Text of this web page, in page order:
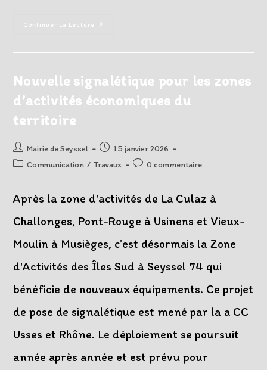
Continuer La Lecture
Troisième
Nouveau-
Nés
Seysselans
Nouvelle signalétique pour les zones
d’activités économiques du
territoire
Auteur/autrice
de
Mairie de Seyssel
Post
published:
15 janvier 2026
PostCommunication / Travaux
Post0 commentaire
Après la zone d'activités de La Culaz à
Challonges, Pont-Rouge à Usinens et Vieux-
Moulin à Musièges, c’est désormais la Zone
d'Activités des Îles Sud à Seyssel 74 qui
bénéficie de nouveaux équipements. Ce projet
de pose de signalétique est mené par la a CC
Usses et Rhône. Le déploiement se poursuit
année après année et est prévu pour